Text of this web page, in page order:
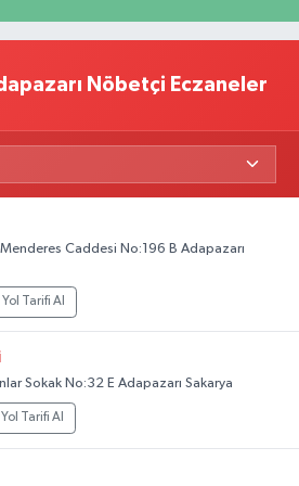
Nöbetçi Eczaneler
Caddesi No:196 B Adapazarı
Yol Tarifi Al
Sokak No:32 E Adapazarı Sakarya
Yol Tarifi Al